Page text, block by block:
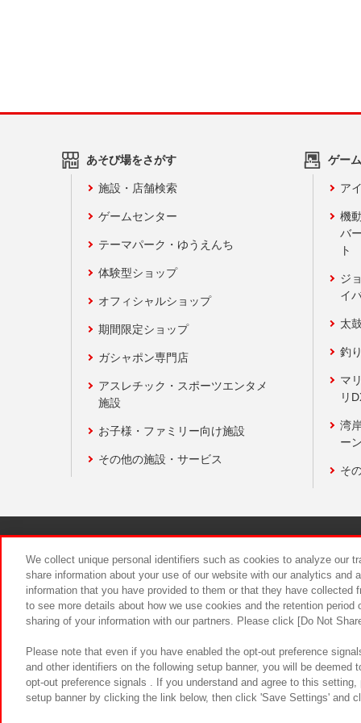
あそび場をさがす
施設・店舗検索
ゲームセンター
テーマパーク・ゆうえんち
体験型ショップ
オフィシャルショップ
期間限定ショップ
ガシャポン専門店
アスレチック・スポーツエンタメ
施設
お子様・ファミリー向け施設
その他の施設・サービス
ゲー
ア
機
バ
ト
ジ
イ
太
釣
マ
リ
湾
ー
そ
食品のご
We collect unique personal identifiers such as cookies to analyze our
share information about your use of our website with our analytics and
information that you have provided to them or that they have
to see more details about how we use cookies and the retention
sharing of your information with our partners. Please click [Do Not
Please note that even if you have enabled the opt-out preference
and other identifiers on the following setup banner, you will be
opt-out preference signals . If you understand and agree to this
setup banner by clicking the link below, then click 'Save Settings' and